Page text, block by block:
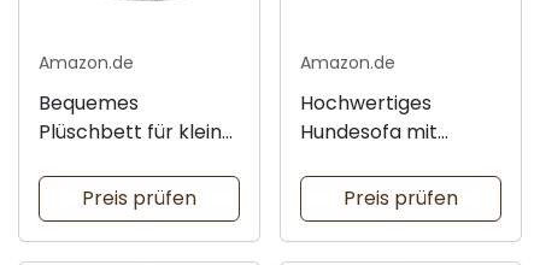
Amazon.de
Bequemes
Plüschbett für kleine
Preis prüfen
Amazon.de
Hochwertiges
Hundesofa mit
Preis prüfen